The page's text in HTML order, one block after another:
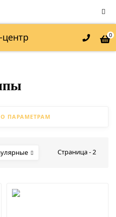
0
ПАРАМЕТРАМ
Страница - 2